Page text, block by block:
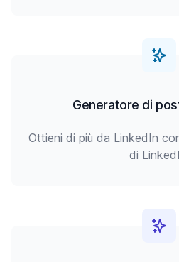
Generatore di
Ottieni di più da LinkedIn
di